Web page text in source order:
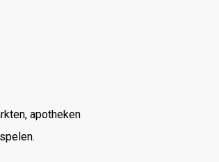
apotheken